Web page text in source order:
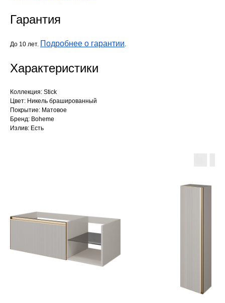
Гарантия
До 10 лет. Подробнее о гарантии.
Характеристики
Коллекция: Stick
Цвет: Никель брашированный
Покрытие: Матовое
Бренд: Boheme
Излив: Есть